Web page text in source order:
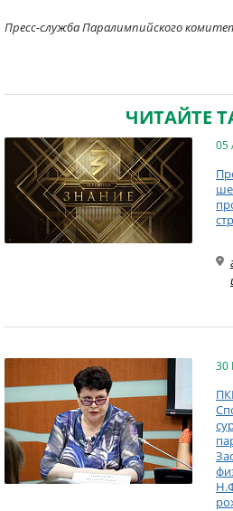
Пресс-служба Паралимпийского
ЧИТАЙТЕ
05
30